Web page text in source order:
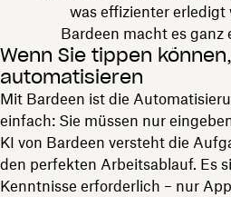
was effizienter erledigt
Bardeen macht es ganz
Wenn Sie tippen
automatisieren
Mit Bardeen ist die
einfach: Sie müssen nur
KI von Bardeen versteht die
den perfekten Arbeitsablauf. Es
Kenntnisse erforderlich – nur